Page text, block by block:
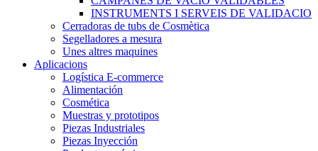
INSTRUMENTS I SERVEIS DE VALIDACIO
Cerradoras de tubs de Cosmètica
Segelladores a mesura
Unes altres maquines
Aplicacions
Logística E-commerce
Alimentación
Cosmética
Muestras y prototipos
Piezas Industriales
Piezas Inyección